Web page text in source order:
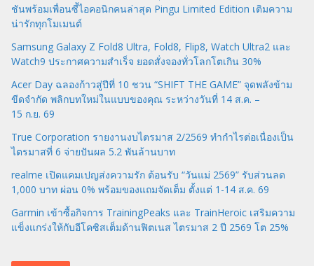
ชันพร้อมเพื่อนซี้ไอคอนิกคนล่าสุด Pingu Limited Edition เติมความ
น่ารักทุกโมเมนต์
Samsung Galaxy Z Fold8 Ultra, Fold8, Flip8, Watch Ultra2 และ
Watch9 ประกาศความสำเร็จ ยอดสั่งจองทั่วโลกโตเกิน 30%
Acer Day ฉลองก้าวสู่ปีที่ 10 ชวน “SHIFT THE GAME” จุดพลังข้าม
ขีดจำกัด พลิกบทใหม่ในแบบของคุณ ระหว่างวันที่ 14 ส.ค. –
15 ก.ย. 69
True Corporation รายงานงบไตรมาส 2/2569 ทำกำไรต่อเนื่องเป็น
ไตรมาสที่ 6 จ่ายปันผล 5.2 พันล้านบาท
realme เปิดแคมเปญส่งความรัก ต้อนรับ “วันแม่ 2569” รับส่วนลด
1,000 บาท ผ่อน 0% พร้อมของแถมจัดเต็ม ตั้งแต่ 1-14 ส.ค. 69
Garmin เข้าซื้อกิจการ TrainingPeaks และ TrainHeroic เสริมความ
แข็งแกร่งให้กับอีโคซิสเต็มด้านฟิตเนส ไตรมาส 2 ปี 2569 โต 25%